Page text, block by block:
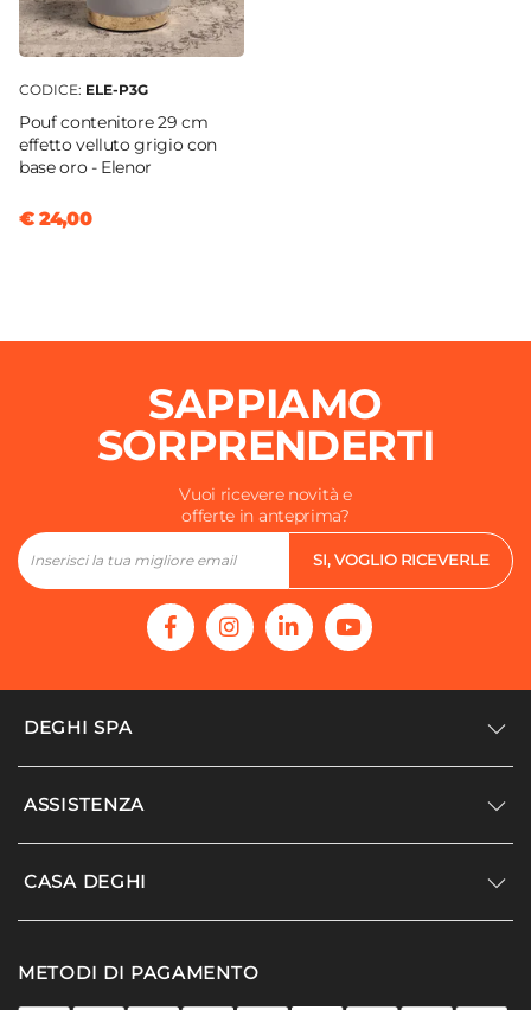
Si
Assemblato
No
CODICE: ELE-P3G
Pouf contenitore 29 cm
effetto velluto grigio con
base oro - Elenor
€ 24,00
SAPPIAMO
SORPRENDERTI
Vuoi ricevere novità e
offerte in anteprima?
SI, VOGLIO RICEVERLE
DEGHI SPA
Accedi/Registrati
Modello organizzativo e codice etico
Promozioni
ASSISTENZA
Supporto
Agevolazioni fiscali
CASA DEGHI
I nostri luoghi
METODI DI PAGAMENTO